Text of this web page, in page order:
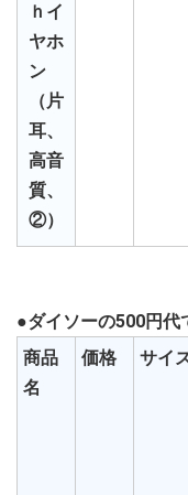
ｈイ
ヤホ
ン
（片
耳、
高音
質、
②）
●ダイソーの500円代
商品
名
価格 サイ